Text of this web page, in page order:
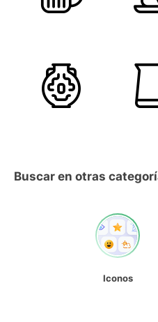
Buscar en otras
Iconos